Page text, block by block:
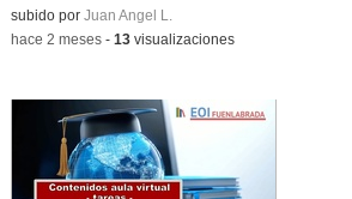
Contenido educativo.
subido por Juan Angel L.
-hace 2 meses- 13visualizaciones